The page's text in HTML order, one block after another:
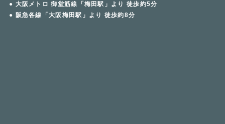
● 大阪メトロ 御堂筋線「梅田駅」より 徒歩約5分
● 阪急各線「大阪梅田駅」より 徒歩約8分